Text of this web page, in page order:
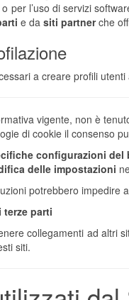
per l’uso di servizi
e da siti partnerche
a creare profili
vigente, non è
di cookie il consenso
configurazioni del
delle impostazioni
potrebbero impedire
terze parti
collegamenti ad altri
siti.